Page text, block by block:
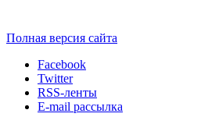
Полная версия сайта
Facebook
Twitter
RSS-ленты
E-mail рассылка